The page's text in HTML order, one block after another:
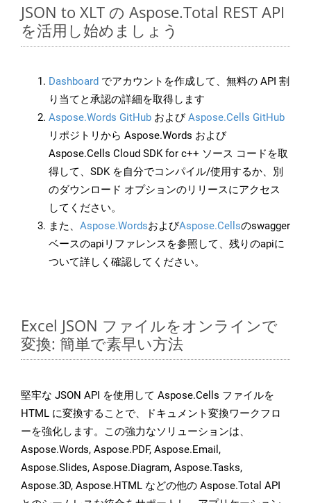
JSON to XLT の Aspose.Total REST API
を活用し始めましょう
Dashboard でアカウントを作成して、無料の API 割
り当てと承認の詳細を取得します
Aspose.Words GitHub およびAspose.Cells GitHub
リポジトリから Aspose.Words および
Aspose.Cells Cloud SDK for c++ ソース コードを取
得して、SDK を自分でコンパイル/使用するか、別
のダウンロード オプションのリリースにアクセス
してください。
また、 Aspose.WordsおよびAspose.Cellsのswagger
ベースのapiリファレンスを参照して、残りのapiに
ついて詳しく確認してください。
Excel JSON ファイルをオンラインで
変換: 簡単で素早い方法
堅牢な JSON API を使用して Aspose.Cells ファイルを
HTML に変換することで、ドキュメント変換ワークフロ
ーを強化します。この強力なソリューションは、
Aspose.Words, Aspose.PDF, Aspose.Email,
Aspose.Slides, Aspose.Diagram, Aspose.Tasks,
Aspose.3D, Aspose.HTML などの他の Aspose.Total API